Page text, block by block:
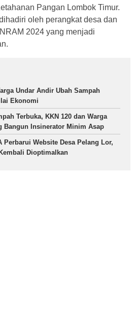
Pangan Lombok Timur.
oleh perangkat desa dan
2024 yang menjadi
Undar Andir Ubah Sampah
Ekonomi
Terbuka, KKN 120 dan Warga
Bangun Insinerator Minim Asap
Perbarui Website Desa Pelang Lor,
Dioptimalkan